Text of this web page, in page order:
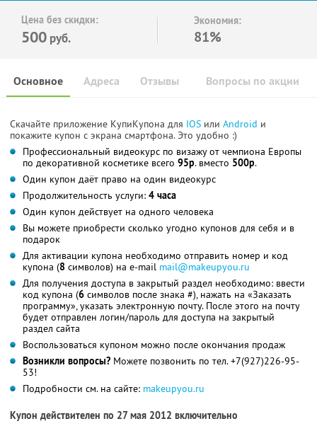
Цена без скидки:
500 руб.
Экономия:
81%
Основное Отзывы Вопросы по акции
Адреса
Скачайте приложение КупиКупона для IOS или Android и
покажите купон с экрана смартфона. Это удобно :)
Профессиональный видеокурс по визажу от чемпиона Европы
по декоративной косметике всего 95р. вместо 500р.
Один купон даёт право на один видеокурс
Продолжительность услуги: 4 часа
Один купон действует на одного человека
Вы можете приобрести сколько угодно купонов для себя и в
подарок
Для активации купона необходимо отправить номер и код
купона (8 символов) на e-mail mail@makeupyou.ru
Для получения доступа в закрытый раздел необходимо: ввести
код купона (6 символов после знака #), нажать на «Заказать
программу», указать электронную почту. После этого на почту
будет отправлен логин/пароль для доступа на закрытый
раздел сайта
Воспользоваться купоном можно после окончания продаж
Возникли вопросы? Можете позвонить по тел. +7(927)226-95-
53!
Подробности см. на сайте: makeupyou.ru
Купон действителен по 27 мая 2012 включительно